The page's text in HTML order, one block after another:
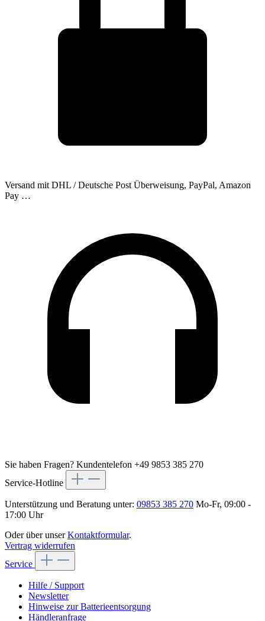
Versand mit DHL / Deutsche Post Überweisung, PayPal, Amazon
Pay …
Sie haben Fragen? Kundentelefon +49 9853 385 270
Service-Hotline
Unterstützung und Beratung unter: 09853 385 270 Mo-Fr, 09:00 -
17:00 Uhr
Oder über unserKontaktformular.
Vertrag widerrufen
Service
Hilfe / Support
Newsletter
Hinweise zur Batterieentsorgung
Händleranfrage